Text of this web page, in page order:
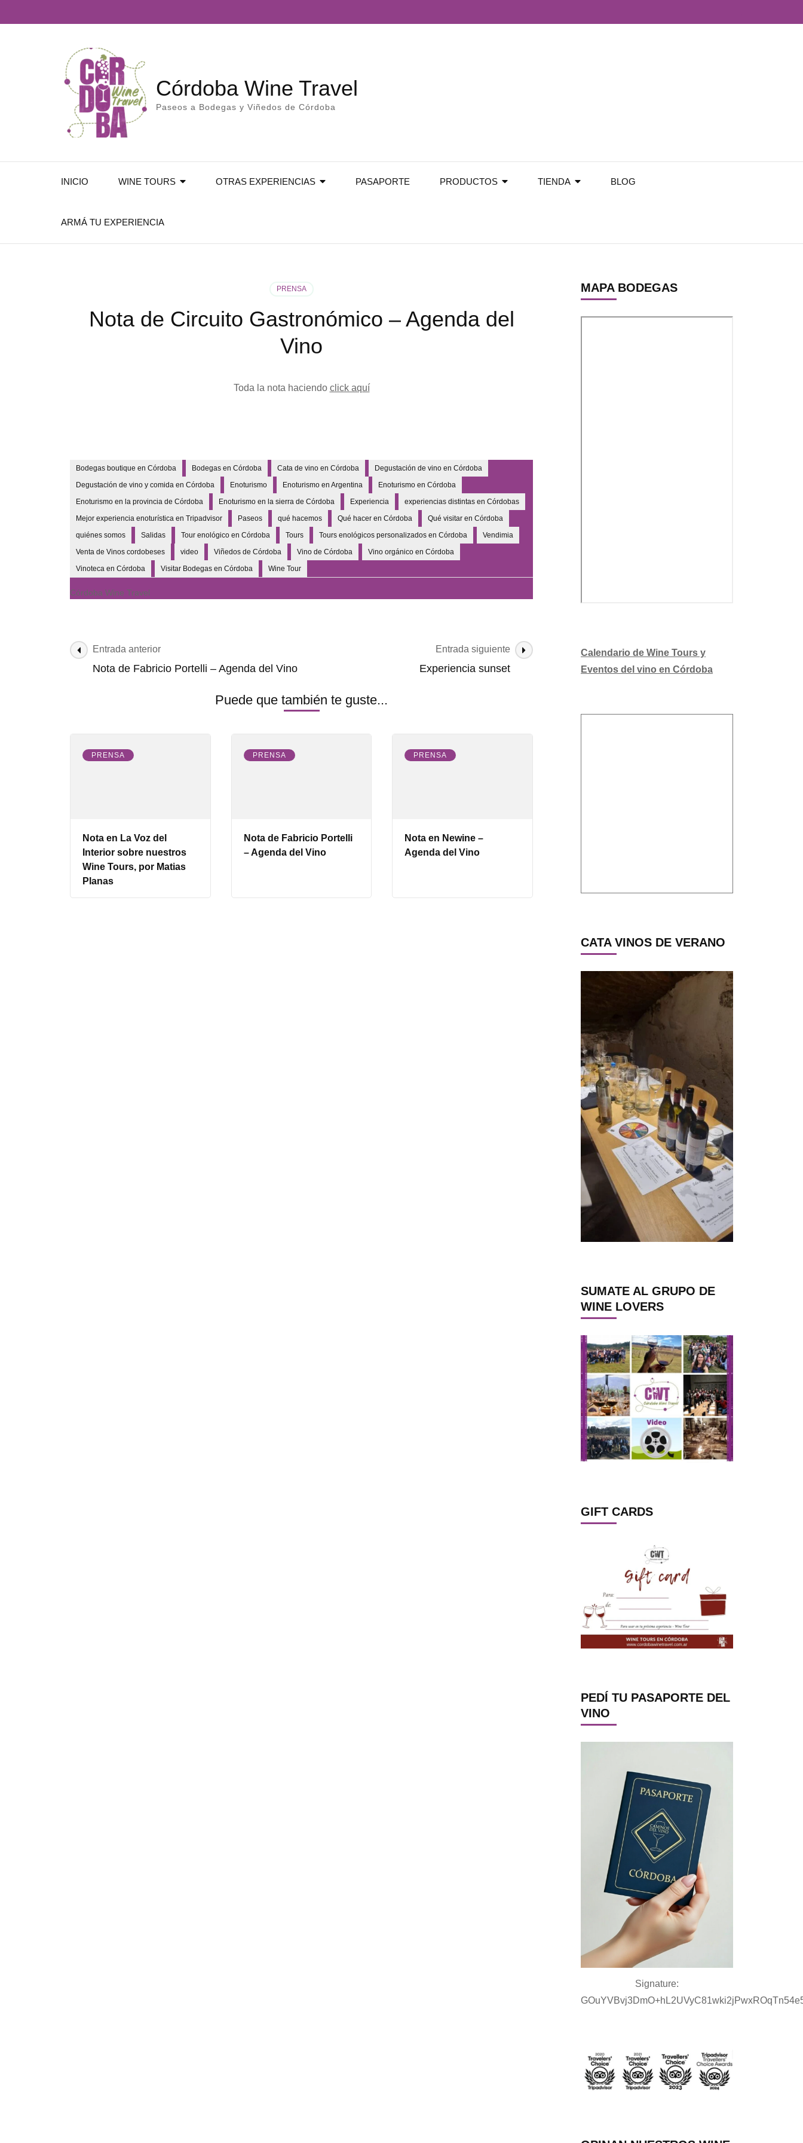
Córdoba Wine Travel
Paseos a Bodegas y Viñedos de Córdoba
INICIO WINE TOURS OTRAS EXPERIENCIAS PASAPORTE PRODUCTOS TIENDA BLOG
ARMÁ TU EXPERIENCIA
PRENSA
Nota de Circuito Gastronómico – Agenda del
Vino
Toda la nota haciendo click aquí
Bodegas boutique en Córdoba Bodegas en Córdoba Cata de vino en Córdoba
Degustación de vino en Córdoba
Degustación de vino y comida en Córdoba
Enoturismo Enoturismo en Argentina
Enoturismo en Córdoba
Enoturismo en la provincia de Córdoba
Enoturismo en la sierra de Córdoba Experiencia
experiencias distintas en Córdobas
Mejor experiencia enoturística en Tripadvisor
Paseos qué hacemos Qué hacer en Córdoba
Qué visitar en Córdoba
quiénes somos
Salidas Tour enológico en Córdoba Tours Tours enológicos personalizados en Córdoba
Vendimia
Venta de Vinos cordobeses
video Viñedos de Córdoba Vino de Córdoba
Vino orgánico en Córdoba
Vinoteca en Córdoba
Visitar Bodegas en Córdoba Wine Tour
Córdoba Wine Travel
Entrada anterior
Nota de Fabricio Portelli – Agenda del Vino
Entrada siguiente
Experiencia sunset
Puede que también te guste...
PRENSA
Nota en La Voz del
Interior sobre nuestros
Wine Tours, por Matias
Planas
PRENSA
Nota de Fabricio Portelli
– Agenda del Vino
PRENSA
Nota en Newine –
Agenda del Vino
MAPA BODEGAS
Calendario de Wine Tours y
Eventos del vino en Córdoba
CATA VINOS DE VERANO
SUMATE AL GRUPO DE
WINE LOVERS
GIFT CARDS
PEDÍ TU PASAPORTE DEL
VINO
Signature: